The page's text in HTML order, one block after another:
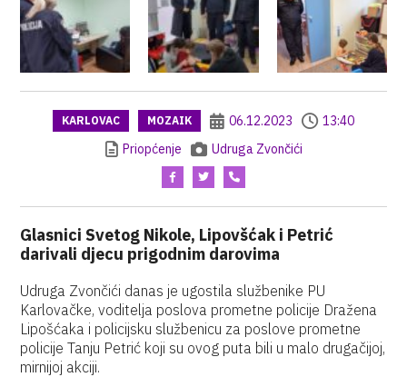
KARLOVAC MOZAIK 06.12.2023
13:40
Priopćenje
Udruga Zvončići
Glasnici Svetog Nikole, Lipovšćak i Petrić
darivali djecu prigodnim darovima
Udruga Zvončići danas je ugostila službenike PU
Karlovačke, voditelja poslova prometne policije Dražena
Lipošćaka i policijsku službenicu za poslove prometne
policije Tanju Petrić koji su ovog puta bili u malo drugačijoj,
mirnijoj akciji.